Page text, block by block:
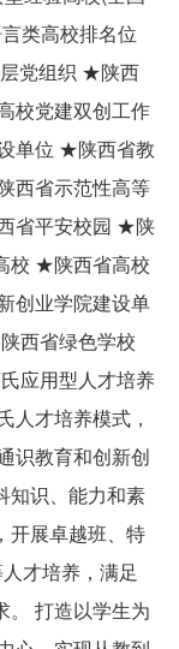
类高校排名位
党组织 ★陕西
校党建双创工作
单位 ★陕西省教
西省示范性高等
省平安校园 ★陕
校 ★陕西省高校
创业学院建设单
西省绿色学校
应用型人才培养
人才培养模式，
识教育和创新创
知识、能力和素
开展卓越班、特
才培养，满足
。 打造以学生为